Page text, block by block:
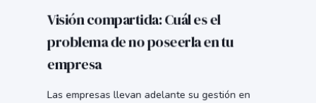
Visión compartida: Cuál es el
problema de no poseerla en tu
empresa
Las empresas llevan adelante su gestión en